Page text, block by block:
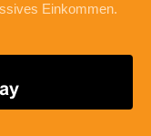
Einkommen.